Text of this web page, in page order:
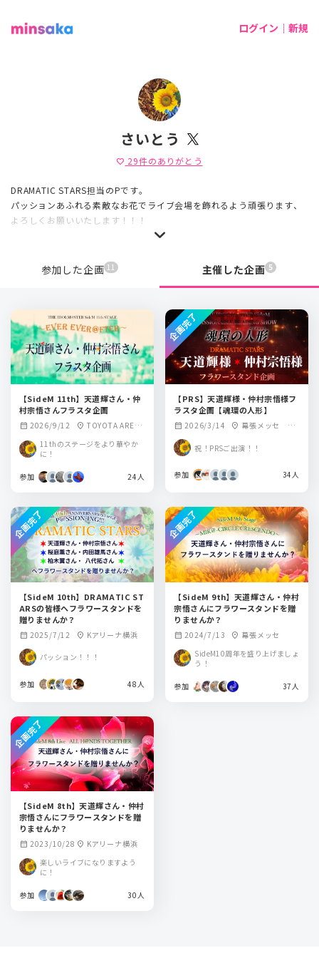
ログイン｜新規
さいとう
favorite 29件のありがとう
DRAMATIC STARS担当のPです。
パッションあふれる素敵なお花でライブ会場を飾れるよう頑張ります、
よろしくお願いいたします！！！
参加した企画 11 主催した企画 5
【SideM 11th】天道輝さん・仲
村宗悟さんフラスタ企画
calendar_month 2026/9/12 location_on TOYOTA ARENA
11thのステージをより華やか
に！
参加 24人
【PRS】天道輝様・仲村宗悟様フ
ラスタ企画【魂環の人形】
calendar_month 2026/3/14 location_on 幕張メッセ イ
祝！PRSご出演！！
参加 34人
企画完了
【SideM 10th】DRAMATIC ST
ARSの皆様へフラワースタンドを
贈りませんか？
calendar_month 2025/7/12 location_on Kアリーナ横浜
パッション！！！
参加 48人
企画完了
【SideM 9th】天道輝さん・仲村
宗悟さんにフラワースタンドを贈
りませんか？
calendar_month 2024/7/13 location_on 幕張メッセ
SideM10周年を盛り上げましょ
う！
参加 37人
企画完了
【SideM 8th】天道輝さん・仲村
宗悟さんにフラワースタンドを贈
りませんか？
calendar_month 2023/10/28 location_on Kアリーナ横浜
楽しいライブになりますよう
に！
参加 30人
企画完了